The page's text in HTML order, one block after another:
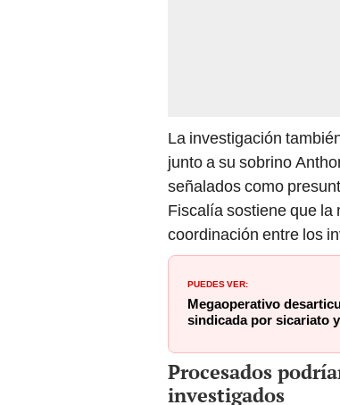
La investigación
junto a su sobrino
señalados como
Fiscalía sostiene que la
coordinación entre los
PUEDES VER:
Megaoperativo
sindicada por sicariato
Procesados
investigados